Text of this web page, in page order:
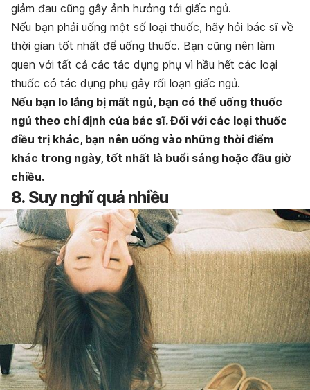
giảm đau cũng gây ảnh hưởng tới giấc ngủ.
Nếu bạn phải uống một số loại thuốc, hãy hỏi bác sĩ về
thời gian tốt nhất để uống thuốc. Bạn cũng nên làm
quen với tất cả các tác dụng phụ vì hầu hết các loại
thuốc có tác dụng phụ gây rối loạn giấc ngủ.
Nếu bạn lo lắng bị mất ngủ, bạn có thể uống thuốc
ngủ theo chỉ định của bác sĩ. Đối với các loại thuốc
điều trị khác, bạn nên uống vào những thời điểm
khác trong ngày, tốt nhất là buổi sáng hoặc đầu giờ
chiều.
8. Suy nghĩ quá nhiều